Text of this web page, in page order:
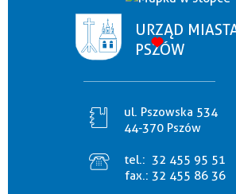
URZĄD
PSZÓW
ul. Pszowska 534
44-370 Pszów
tel.: 32 455 95 51
fax.: 32 455 86 36